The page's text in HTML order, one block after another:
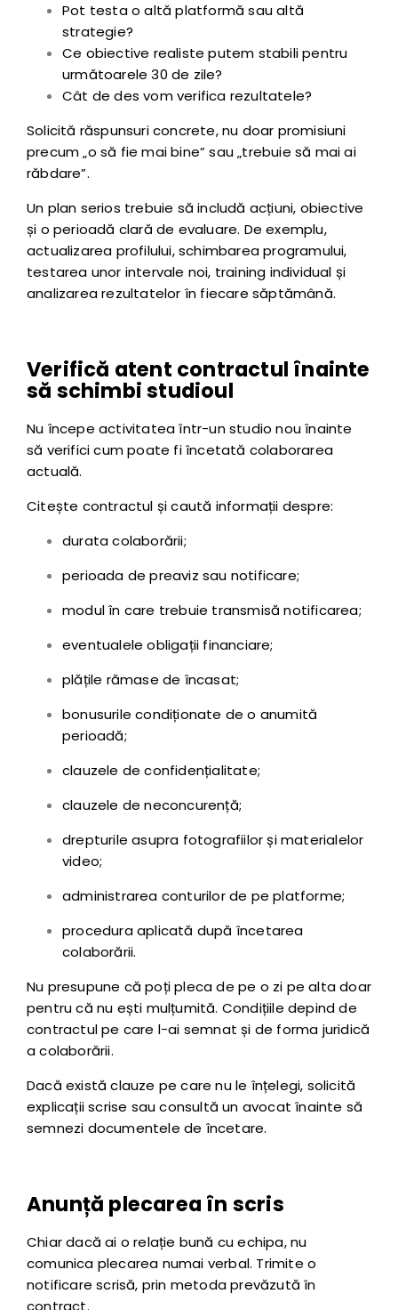
Pot testa o altă platformă sau altă
strategie?
Ce obiective realiste putem stabili pentru
următoarele 30 de zile?
Cât de des vom verifica rezultatele?
Solicită răspunsuri concrete, nu doar promisiuni
precum „o să fie mai bine” sau „trebuie să mai ai
răbdare”.
Un plan serios trebuie să includă acțiuni, obiective
și o perioadă clară de evaluare. De exemplu,
actualizarea profilului, schimbarea programului,
testarea unor intervale noi, training individual și
analizarea rezultatelor în fiecare săptămână.
Verifică atent contractul înainte
să schimbi studioul
Nu începe activitatea într-un studio nou înainte
să verifici cum poate fi încetată colaborarea
actuală.
Citește contractul și caută informații despre:
durata colaborării;
perioada de preaviz sau notificare;
modul în care trebuie transmisă notificarea;
eventualele obligații financiare;
plățile rămase de încasat;
bonusurile condiționate de o anumită
perioadă;
clauzele de confidențialitate;
clauzele de neconcurență;
drepturile asupra fotografiilor și materialelor
video;
administrarea conturilor de pe platforme;
procedura aplicată după încetarea
colaborării.
Nu presupune că poți pleca de pe o zi pe alta doar
pentru că nu ești mulțumită. Condițiile depind de
contractul pe care l-ai semnat și de forma juridică
a colaborării.
Dacă există clauze pe care nu le înțelegi, solicită
explicații scrise sau consultă un avocat înainte să
semnezi documentele de încetare.
Anunță plecarea în scris
Chiar dacă ai o relație bună cu echipa, nu
comunica plecarea numai verbal. Trimite o
notificare scrisă, prin metoda prevăzută în
contract.